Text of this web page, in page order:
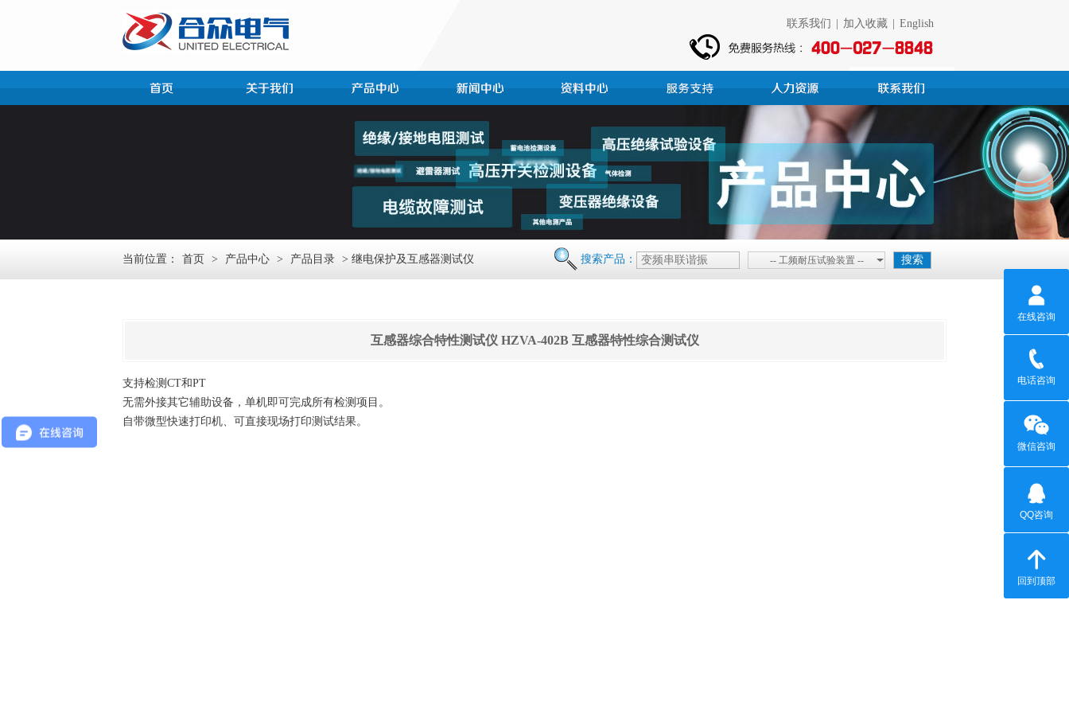
联系我们 加入收藏 English
当前位置： 首页 > 产品中心 > 产品目录 > 继电保护及互感器测试仪 搜索产品： -- 工频耐压试验装置 --
互感器综合特性测试仪 HZVA-402B 互感器特性综合测试仪
支持检测CT和PT
无需外接其它辅助设备，单机即可完成所有检测项目。
自带微型快速打印机、可直接现场打印测试结果。
在线咨询
电话咨询
微信咨询
QQ咨询
回到顶部